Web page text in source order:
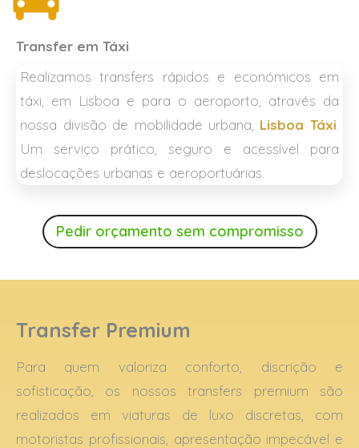
Transfer em Táxi
Realizamos transfers rápidos e económicos em
táxi, em Lisboa e para o aeroporto, através da
nossa divisão de mobilidade urbana, Lisboa Táxi
Um serviço prático, seguro e acessível para
deslocações urbanas e aeroportuárias.
Pedir orçamento sem compromisso
Transfer Premium
Para quem valoriza conforto, discrição e
sofisticação, os nossos transfers premium são
realizados em viaturas de luxo discretas, com
motoristas profissionais, apresentação impecável e